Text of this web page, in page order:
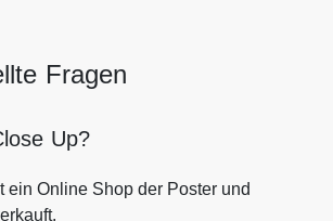
Fragen
Up?
ein Online Shop der Poster und